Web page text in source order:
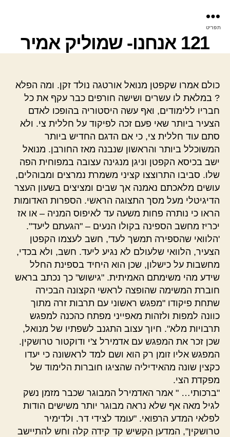
תפריט
121 אנחנו- שמוליק אמיר
כולם אמרו שקפטן מנואל אורטגה נולד זקן. ומה הפלא
? במלאת לו עשרים ושישה חורפים כבר עקף את כל
חבריו ללימודים, ואף עשה היסטוריה בהופכו לאדם
הצעיר ביותר שאי פעם זכה לפיקוד על חללית צי. ולא
סתם עוד חללית צי, כי אם הדגם החדיש ביותר
המשוכלל ביותר והראשון שנבנה מאז החורבן. מנואל
ישב בכיסא הקפטן וניגן מנגינה עצובה במפוחית הפה
שלו. סביבו התרוצצו קציני משמרת נמרצים ומבוהלים,
עושים מלאכתם נאמנה אך שבים ומציצים בשעון העצר
הדיגיטלי מעל מסך התצוגה הראשי. הספרות האדומות
הראו כי נותרה פחות משעה עד לאיפוס המניה – או אז
יכריז מחשב הספינה בקולו הנעים – "הגעתם ליעד".
'הלוואי שהספירה תמשך לעד', חשב לעצמו הקפטן
הצעיר, הלוואי שלעולם לא נגיע ליעד. חשב, ולא בכדי,
מחשבות על כישלון, שכן הוא היחיד בספינת החלל
שידע מהי משימתם האמיתית. "גישוש" כך נכתב בראש
חוברת המשימה שהופצה לראשי הקצונה הבכירה
שתחת פיקודו "מפגש ראשוני עם תרבות זרה מתוך
כוונה למפות ולזהות מאפייני מפתח כהכנה למפגש
תרבויות מלא". חיוך עצוב התגנב לשפתיו של מנואל,
שכן זכר את המפגש עם אדמירל צ'י ודוקטור טרושקין.
המפגש אליו זומן רק הוא ושם למד לראשונה כי יעדו
כקצין שונה מהאידיליה שהציגו חוברות הלימוד של
מפקדת הצי.
"ברכותי… " אמר האדמירל המבוגר שכבר מזמן נשק
לגיל מאה אף שלא נראה מבוגר יותר משישים הודות
לפלאי המדע הרפואי. "עומד לצידי דר. ולדימיר
טרושקין", המדען הקשיש קד קידה קלה וחש להתיישב